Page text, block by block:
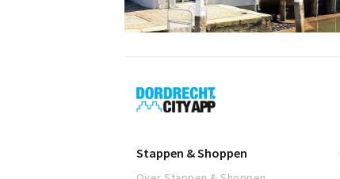
Dordrecht
City
Stappen & Shoppen